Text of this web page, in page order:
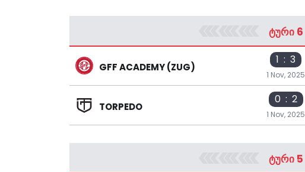
ᲢᲣᲠᲘ 6
GFF ACADEMY (ZUG)
1 : 3
1 Nov, 2025
TORPEDO
0 : 2
1 Nov, 2025
ᲢᲣᲠᲘ 5